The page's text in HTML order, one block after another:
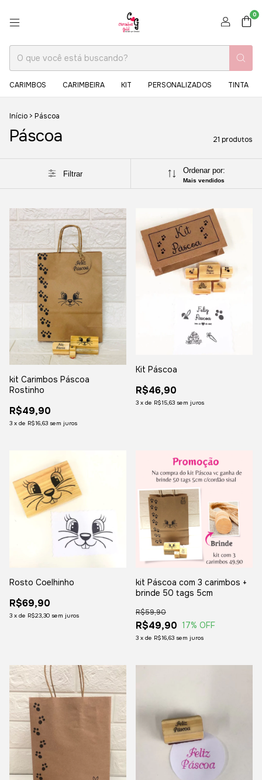
0
CARIMBOS CARIMBEIRA KIT PERSONALIZADOS TINTA
Início > Páscoa
Páscoa 21 produtos
Filtrar Ordenar por:
Mais vendidos
kit Carimbos Páscoa
Rostinho
R$49,90
3 x de R$16,63 sem juros
Kit Páscoa
R$46,90
3 x de R$15,63 sem juros
Rosto Coelhinho
R$69,90
3 x de R$23,30 sem juros
kit Páscoa com 3 carimbos +
brinde 50 tags 5cm
R$49,90
R$59,90
17% OFF
3 x de R$16,63 sem juros